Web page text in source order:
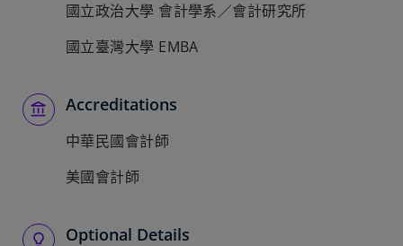
國立政治大學 會計學系／會計研究所
國立臺灣大學 EMBA
Accreditations
中華民國會計師
美國會計師
Optional Details